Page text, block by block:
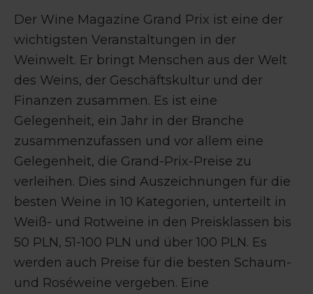
Der Wine Magazine Grand Prix ist eine der
wichtigsten Veranstaltungen in der
Weinwelt. Er bringt Menschen aus der Welt
des Weins, der Geschäftskultur und der
Finanzen zusammen. Es ist eine
Gelegenheit, ein Jahr in der Branche
zusammenzufassen und vor allem eine
Gelegenheit, die Grand-Prix-Preise zu
verleihen. Dies sind Auszeichnungen für die
besten Weine in 10 Kategorien, unterteilt in
Weiß- und Rotweine in den Preisklassen bis
50 PLN, 51-100 PLN und über 100 PLN. Es
werden auch Preise für die besten Schaum-
und Roséweine vergeben. Eine